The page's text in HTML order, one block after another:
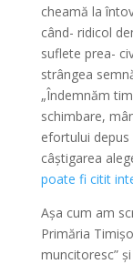
cheamă la
când- ridicol
suflete prea-
strângea
„Îndemnăm
schimbare,
efortului
câștigarea
poate fi citit
Așa cum am
Primăria
muncitoresc”